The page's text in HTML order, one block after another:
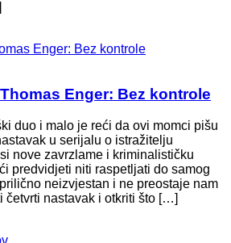
Enger: Bez kontrole
duo i malo je reći da ovi momci pišu
u serijalu o istražitelju
nove zavrzlame i kriminalističku
predvidjeti niti raspetljati do samog
neizvjestan i ne preostaje nam
četvrti nastavak i otkriti što […]